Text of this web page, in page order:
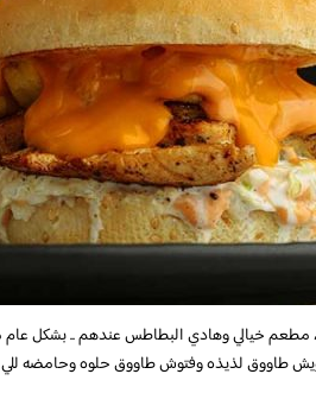
خيالي وهادي البطاطس عندهم .. بشكل
طاووق لذيذه وفتوش طاووق حلوه وحامضه